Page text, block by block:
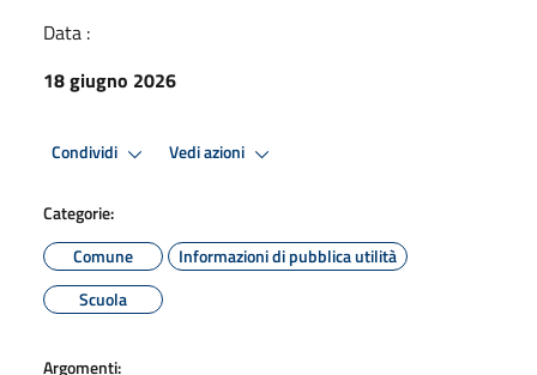
Data :
18 giugno 2026
Condividi Vedi azioni
Categorie:
Comune
Informazioni di pubblica utilità
Scuola
Argomenti: